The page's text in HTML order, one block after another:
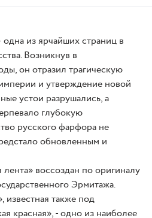
из ярчайших страниц в
Возникнув в
он отразил трагическую
и утверждение новой
устои разрушались, а
глубокую
русского фарфора не
обновленным и
воссоздан по оригиналу
Эрмитажа.
известная также под
красная», - одно из наиболее